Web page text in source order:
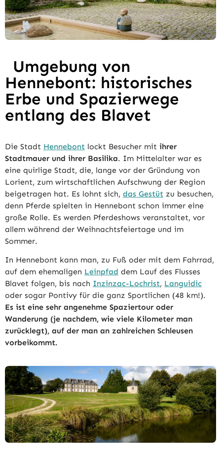
Umgebung von
Hennebont: historisches
Erbe und Spazierwege
entlang des Blavet
Die Stadt Hennebont lockt Besucher mit ihrer
Stadtmauer und ihrer Basilika. Im Mittelalter war es
eine quirlige Stadt, die, lange vor der Gründung von
Lorient, zum wirtschaftlichen Aufschwung der Region
beigetragen hat. Es lohnt sich, das Gestüt zu besuchen,
denn Pferde spielten in Hennebont schon immer eine
große Rolle. Es werden Pferdeshows veranstaltet, vor
allem während der Weihnachtsfeiertage und im
Sommer.
In Hennebont kann man, zu Fuß oder mit dem Fahrrad,
auf dem ehemaligen Leinpfad dem Lauf des Flusses
Blavet folgen, bis nach Inzinzac-Lochrist, Languidic
oder sogar Pontivy für die ganz Sportlichen (48 km!).
Es ist eine sehr angenehme Spaziertour oder
Wanderung (je nachdem, wie viele Kilometer man
zurücklegt), auf der man an zahlreichen Schleusen
vorbeikommt.